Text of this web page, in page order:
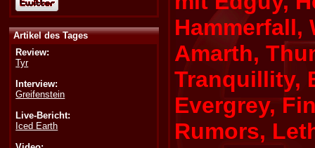
Artikel des Tages
Review:
Tyr
Interview:
Greifenstein
Live-Bericht:
Iced Earth
Hammerfall,
Amarth,
Tranquillity,
Evergrey,
Rumors,